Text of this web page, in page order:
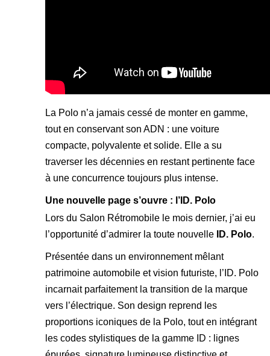
La Polo n’a jamais cessé de monter en gamme,
tout en conservant son ADN : une voiture
compacte, polyvalente et solide. Elle a su
traverser les décennies en restant pertinente face
à une concurrence toujours plus intense.
Une nouvelle page s’ouvre : l’ID. Polo
Lors du Salon Rétromobile le mois dernier, j’ai eu
l’opportunité d’admirer la toute nouvelle
ID. Polo.
Présentée dans un environnement mêlant
patrimoine automobile et vision futuriste, l’ID. Polo
incarnait parfaitement la transition de la marque
vers l’électrique. Son design reprend les
proportions iconiques de la Polo, tout en intégrant
les codes stylistiques de la gamme ID : lignes